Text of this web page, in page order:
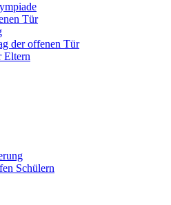
Tür
der offenen Tür
Eltern
Schülern